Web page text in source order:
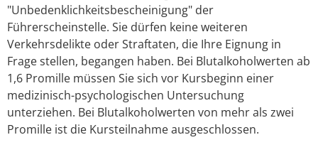
"Unbedenklichkeitsbescheinigung" der
Führerscheinstelle. Sie dürfen keine weiteren
Verkehrsdelikte oder Straftaten, die Ihre Eignung in
Frage stellen, begangen haben. Bei Blutalkoholwerten ab
1,6 Promille müssen Sie sich vor Kursbeginn einer
medizinisch-psychologischen Untersuchung
unterziehen. Bei Blutalkoholwerten von mehr als zwei
Promille ist die Kursteilnahme ausgeschlossen.